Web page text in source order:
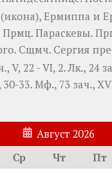
(икона), Ермиппа и
Прмц. Параскевы.
Сщмч. Сергия
V, 22 - VI, 2. Лк., 24
30-33. Мф., 73 зач.,
Август 2026
Ср Чт Пт